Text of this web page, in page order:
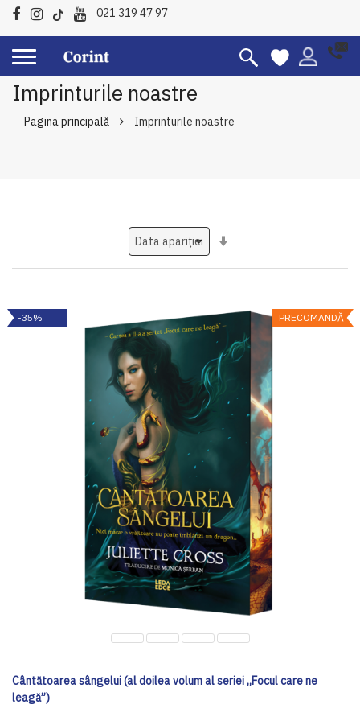
021 319 47 97
Imprinturile noastre
Pagina principală Imprinturile noastre
PRECOMANDĂ
-35%
Cântătoarea sângelui (al doilea volum al seriei „Focul care ne
leagă”)